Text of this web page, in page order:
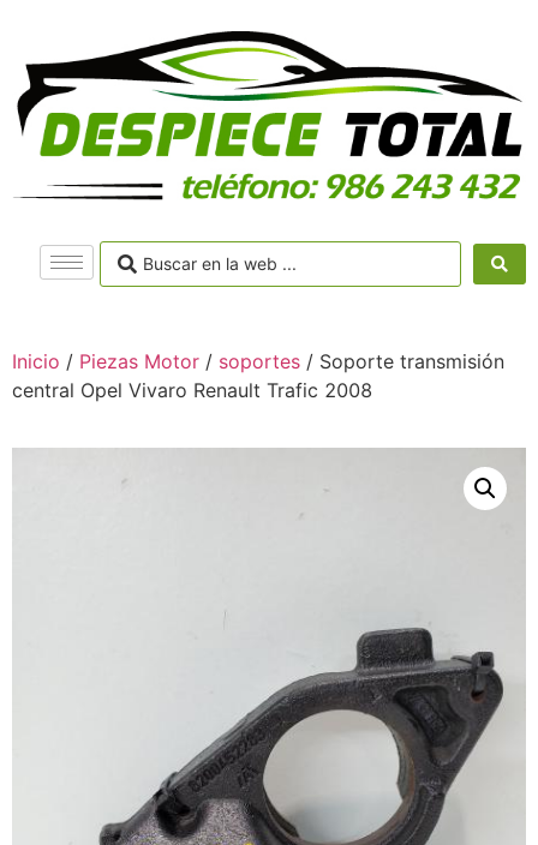
Inicio / Piezas Motor / soportes / Soporte transmisión
central Opel Vivaro Renault Trafic 2008